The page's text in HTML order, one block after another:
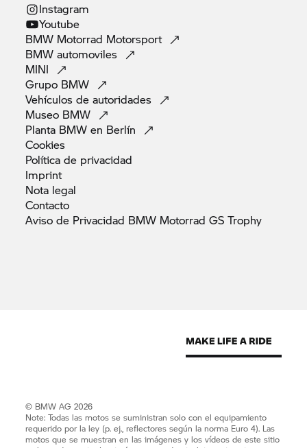
Instagram
Youtube
BMW Motorrad Motorsport
BMWautomoviles
MINI
Grupo BMW
Vehículos deautoridades
Museo BMW
Planta BMW en Berlín
Cookies
Política de privacidad
Imprint
Nota legal
Contacto
Aviso de Privacidad BMW Motorrad GSTrophy
© BMW AG 2026
Note: Todas las motos se suministran solo con el equipamiento
requerido por la ley (p. ej., reflectores según la norma Euro 4). Las
motos que se muestran en las imágenes y los vídeos de este sitio